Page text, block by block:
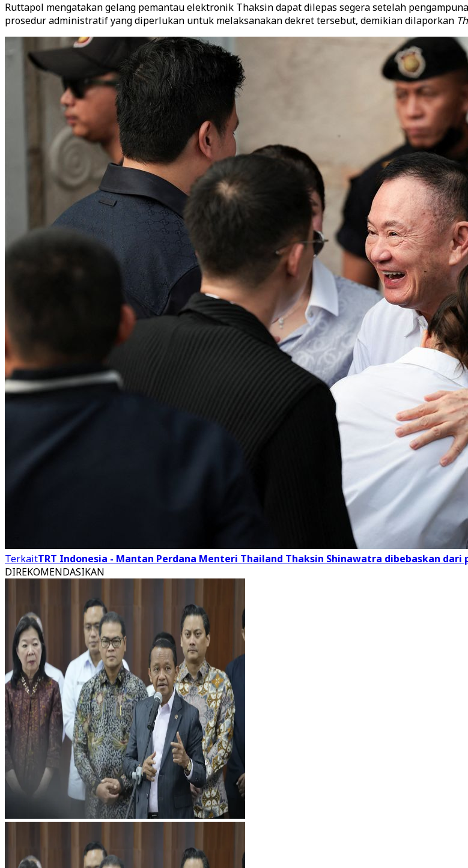
Ruttapol mengatakan gelang pemantau elektronik Thaksin dapat dilepas segera setelah
prosedur administratif yang diperlukan untuk melaksanakan dekret tersebut, demikian dilaporkan
TerkaitTRT Indonesia - Mantan Perdana Menteri Thailand Thaksin Shinawatra dibebaskan
DIREKOMENDASIKAN